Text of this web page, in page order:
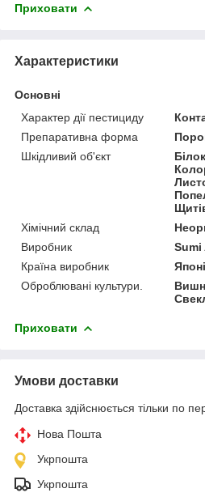
Приховати
Характеристики
Основні
Характер дії пестициду
Препаративна форма
Шкідливий об'єкт
Хімічний склад
Виробник
Sumi
Країна виробник
Оброблювані культури.
Приховати
Умови доставки
Доставка здійснюється тільки по
Нова Пошта
Укрпошта
Укрпошта